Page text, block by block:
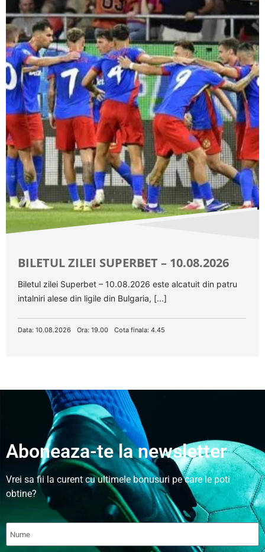
BILETUL ZILEI SUPERBET – 10.08.2026
Biletul zilei Superbet – 10.08.2026 este alcatuit din patru
intalniri alese din ligile din Bulgaria, [...]
Data: 10.08.2026 Ora: 19.00 Cota finala: 4.45
Aboneaza-te la newsletter
Vrei sa fii la curent cu ultimele bonusuri pe care le poti
obtine?